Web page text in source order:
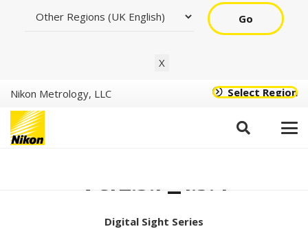
Go
X
Nikon Metrology, LLC Select Region
Ver2.3.7_1.3.4
Digital Sight Series